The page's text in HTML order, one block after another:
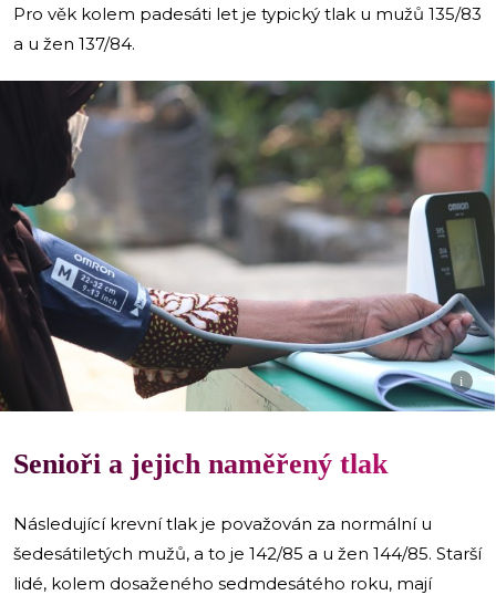
Pro věk kolem padesáti let je typický tlak u mužů 135/83
a u žen 137/84.
i
Senioři a jejich naměřený tlak
Následující krevní tlak je považován za normální u
šedesátiletých mužů, a to je 142/85 a u žen 144/85. Starší
lidé, kolem dosaženého sedmdesátého roku, mají